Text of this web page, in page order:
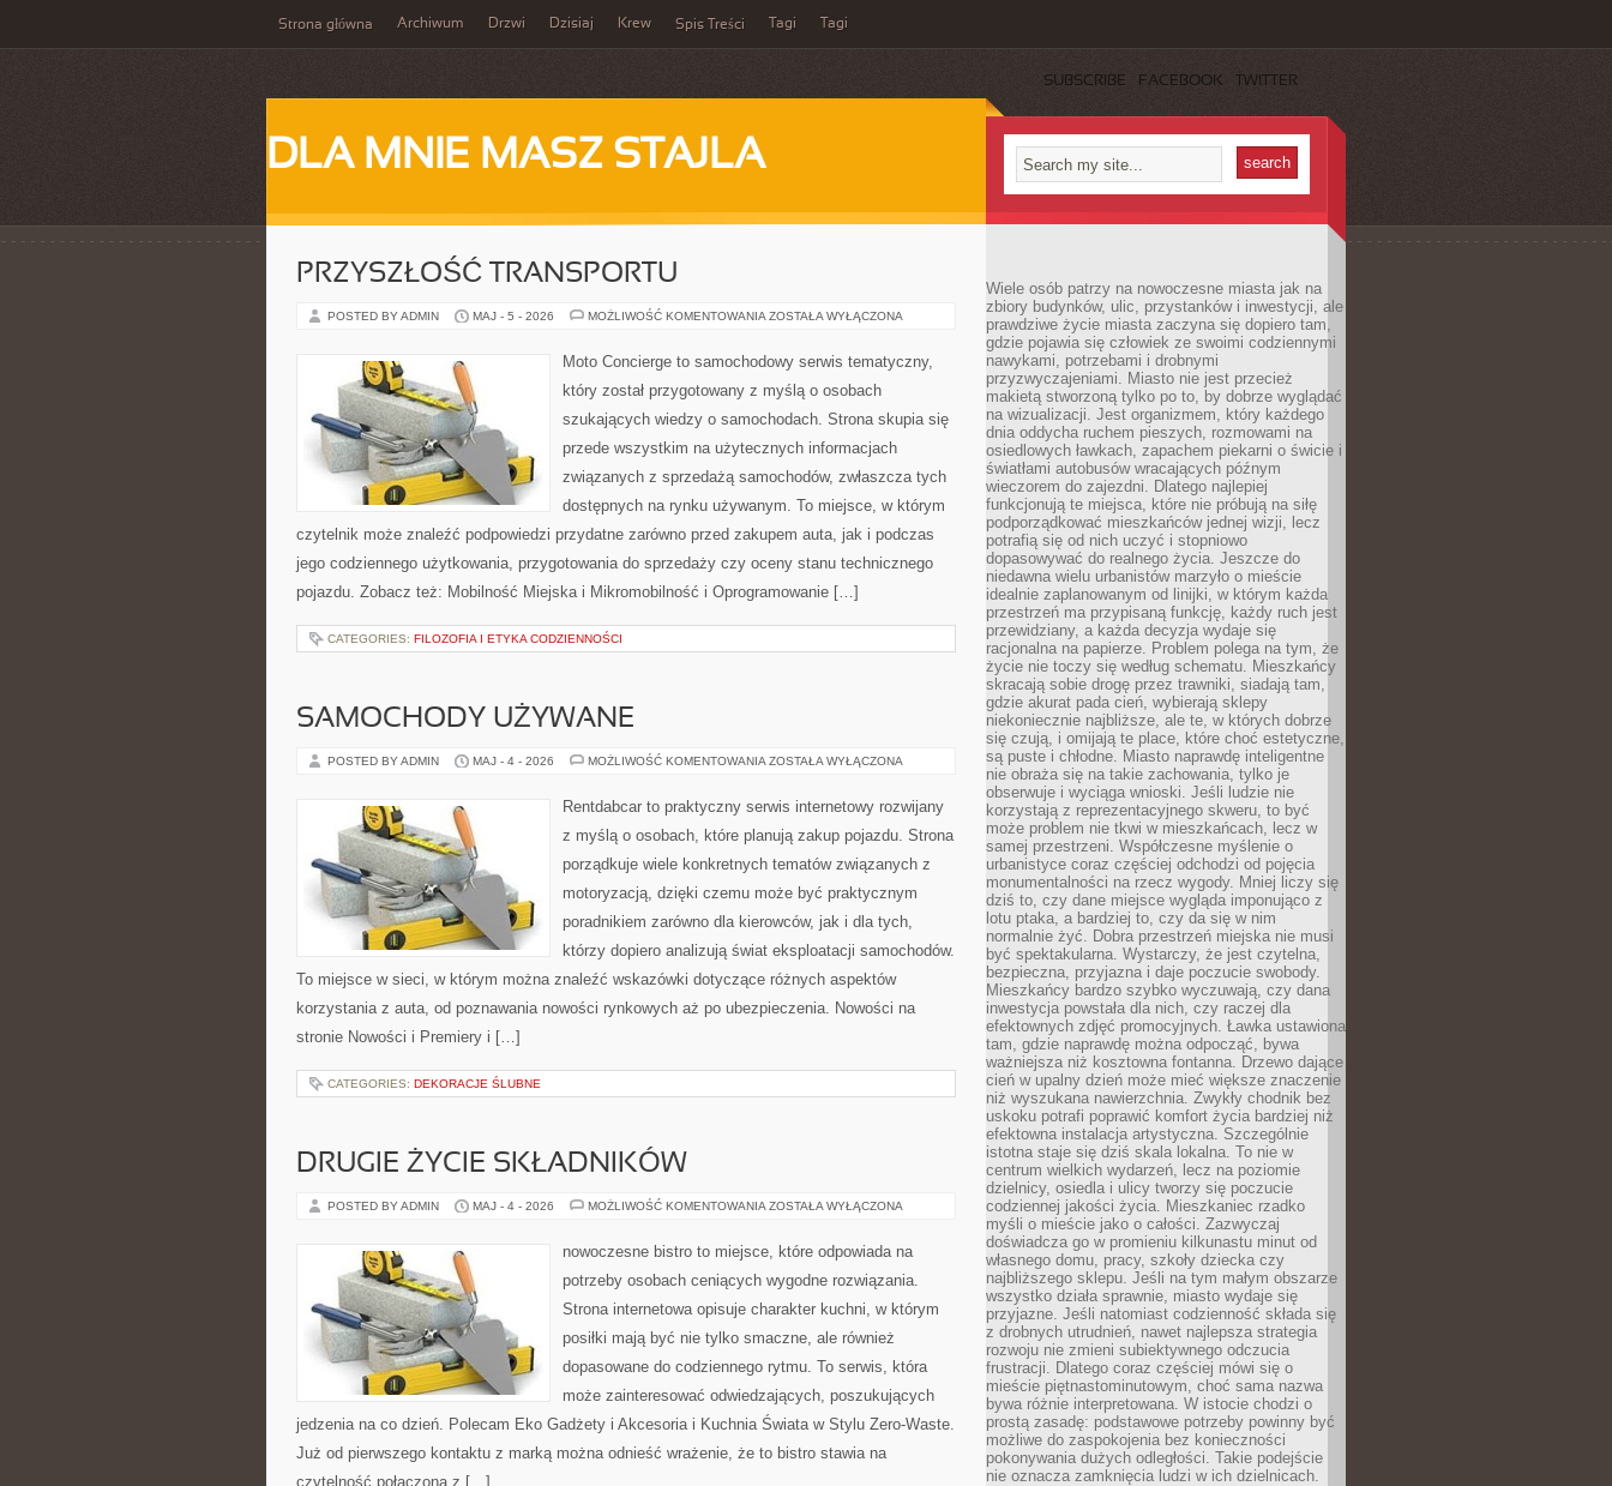
Strona główna Archiwum Drzwi Dzisiaj Krew Spis Treści Tagi Tagi
SUBSCRIBE FACEBOOK TWITTER
DLA MNIE MASZ STAJLA
PRZYSZŁOŚĆ TRANSPORTU
POSTED BY ADMIN MAJ - 5 - 2026 MOŻLIWOŚĆ KOMENTOWANIA PRZYSZŁOŚĆ
ZOSTAŁA WYŁĄCZONA
Moto Concierge to samochodowy serwis tematyczny,
który został przygotowany z myślą o osobach
szukających wiedzy o samochodach. Strona skupia się
przede wszystkim na użytecznych informacjach
związanych z sprzedażą samochodów, zwłaszcza tych
dostępnych na rynku używanym. To miejsce, w którym
czytelnik może znaleźć podpowiedzi przydatne zarówno przed zakupem auta, jak i podczas
jego codziennego użytkowania, przygotowania do sprzedaży czy oceny stanu technicznego
pojazdu. Zobacz też: Mobilność Miejska i Mikromobilność i Oprogramowanie […]
CATEGORIES: FILOZOFIA I ETYKA CODZIENNOŚCI
SAMOCHODY UŻYWANE
POSTED BY ADMIN MAJ - 4 - 2026 MOŻLIWOŚĆ KOMENTOWANIA SAMOCHODY
ZOSTAŁA WYŁĄCZONA
Rentdabcar to praktyczny serwis internetowy rozwijany
z myślą o osobach, które planują zakup pojazdu. Strona
porządkuje wiele konkretnych tematów związanych z
motoryzacją, dzięki czemu może być praktycznym
poradnikiem zarówno dla kierowców, jak i dla tych,
którzy dopiero analizują świat eksploatacji samochodów.
To miejsce w sieci, w którym można znaleźć wskazówki dotyczące różnych aspektów
korzystania z auta, od poznawania nowości rynkowych aż po ubezpieczenia. Nowości na
stronie Nowości i Premiery i […]
CATEGORIES: DEKORACJE ŚLUBNE
DRUGIE ŻYCIE SKŁADNIKÓW
POSTED BY ADMIN MAJ - 4 - 2026 MOŻLIWOŚĆ KOMENTOWANIA DRUGIE
ZOSTAŁA WYŁĄCZONA
nowoczesne bistro to miejsce, które odpowiada na
potrzeby osobach ceniących wygodne rozwiązania.
Strona internetowa opisuje charakter kuchni, w którym
posiłki mają być nie tylko smaczne, ale również
dopasowane do codziennego rytmu. To serwis, która
może zainteresować odwiedzających, poszukujących
jedzenia na co dzień. Polecam Eko Gadżety i Akcesoria i Kuchnia Świata w Stylu Zero-Waste.
Już od pierwszego kontaktu z marką można odnieść wrażenie, że to bistro stawia na
czytelność połączoną z […]
Wiele osób patrzy na nowoczesne miasta jak na
zbiory budynków, ulic, przystanków i inwestycji, ale
prawdziwe życie miasta zaczyna się dopiero tam,
gdzie pojawia się człowiek ze swoimi codziennymi
nawykami, potrzebami i drobnymi
przyzwyczajeniami. Miasto nie jest przecież
makietą stworzoną tylko po to, by dobrze wyglądać
na wizualizacji. Jest organizmem, który każdego
dnia oddycha ruchem pieszych, rozmowami na
osiedlowych ławkach, zapachem piekarni o świcie i
światłami autobusów wracających późnym
wieczorem do zajezdni. Dlatego najlepiej
funkcjonują te miejsca, które nie próbują na siłę
podporządkować mieszkańców jednej wizji, lecz
potrafią się od nich uczyć i stopniowo
dopasowywać do realnego życia. Jeszcze do
niedawna wielu urbanistów marzyło o mieście
idealnie zaplanowanym od linijki, w którym każda
przestrzeń ma przypisaną funkcję, każdy ruch jest
przewidziany, a każda decyzja wydaje się
racjonalna na papierze. Problem polega na tym, że
życie nie toczy się według schematu. Mieszkańcy
skracają sobie drogę przez trawniki, siadają tam,
gdzie akurat pada cień, wybierają sklepy
niekoniecznie najbliższe, ale te, w których dobrze
się czują, i omijają te place, które choć estetyczne,
są puste i chłodne. Miasto naprawdę inteligentne
nie obraża się na takie zachowania, tylko je
obserwuje i wyciąga wnioski. Jeśli ludzie nie
korzystają z reprezentacyjnego skweru, to być
może problem nie tkwi w mieszkańcach, lecz w
samej przestrzeni. Współczesne myślenie o
urbanistyce coraz częściej odchodzi od pojęcia
monumentalności na rzecz wygody. Mniej liczy się
dziś to, czy dane miejsce wygląda imponująco z
lotu ptaka, a bardziej to, czy da się w nim
normalnie żyć. Dobra przestrzeń miejska nie musi
być spektakularna. Wystarczy, że jest czytelna,
bezpieczna, przyjazna i daje poczucie swobody.
Mieszkańcy bardzo szybko wyczuwają, czy dana
inwestycja powstała dla nich, czy raczej dla
efektownych zdjęć promocyjnych. Ławka ustawiona
tam, gdzie naprawdę można odpocząć, bywa
ważniejsza niż kosztowna fontanna. Drzewo dające
cień w upalny dzień może mieć większe znaczenie
niż wyszukana nawierzchnia. Zwykły chodnik bez
uskoku potrafi poprawić komfort życia bardziej niż
efektowna instalacja artystyczna. Szczególnie
istotna staje się dziś skala lokalna. To nie w
centrum wielkich wydarzeń, lecz na poziomie
dzielnicy, osiedla i ulicy tworzy się poczucie
codziennej jakości życia. Mieszkaniec rzadko
myśli o mieście jako o całości. Zazwyczaj
doświadcza go w promieniu kilkunastu minut od
własnego domu, pracy, szkoły dziecka czy
najbliższego sklepu. Jeśli na tym małym obszarze
wszystko działa sprawnie, miasto wydaje się
przyjazne. Jeśli natomiast codzienność składa się
z drobnych utrudnień, nawet najlepsza strategia
rozwoju nie zmieni subiektywnego odczucia
frustracji. Dlatego coraz częściej mówi się o
mieście piętnastominutowym, choć sama nazwa
bywa różnie interpretowana. W istocie chodzi o
prostą zasadę: podstawowe potrzeby powinny być
możliwe do zaspokojenia bez konieczności
pokonywania dużych odległości. Takie podejście
nie oznacza zamknięcia ludzi w ich dzielnicach.